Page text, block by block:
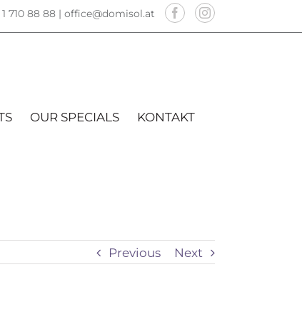
710 88 88 | office@domisol.at
OUR SPECIALS KONTAKT
Previous Next